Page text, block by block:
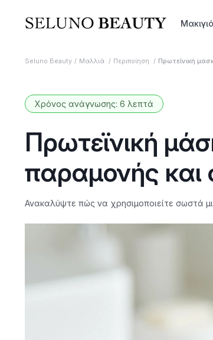
Seluno Beauty Μαλλιά Περιποίηση Πρωτεϊνική
Χρόνος ανάγνωσης: 6 λεπτά
Πρωτεϊνική
παραμονής και
Ανακαλύψτε πώς να χρησιμοποιείτε σωστά